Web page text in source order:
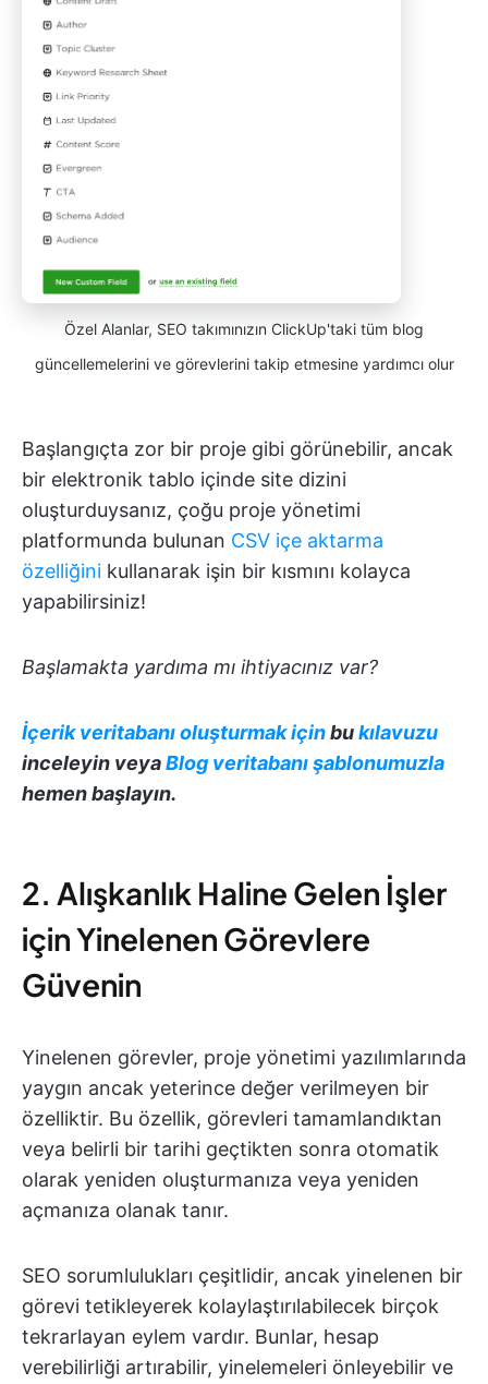
Özel Alanlar, SEO takımınızın ClickUp'taki tüm blog
güncellemelerini ve görevlerini takip etmesine yardımcı olur
Başlangıçta zor bir proje gibi görünebilir, ancak
bir elektronik tablo içinde site dizini
oluşturduysanız, çoğu proje yönetimi
platformunda bulunan CSV içe aktarma
özelliğini kullanarak işin bir kısmını kolayca
yapabilirsiniz!
Başlamakta yardıma mı ihtiyacınız var?
İçerik veritabanı oluşturmak içinbukılavuzu
inceleyin veyaBlog veritabanı şablonumuzla
hemen başlayın.
2. Alışkanlık Haline Gelen İşler
için Yinelenen Görevlere
Güvenin
Yinelenen görevler, proje yönetimi yazılımlarında
yaygın ancak yeterince değer verilmeyen bir
özelliktir. Bu özellik, görevleri tamamlandıktan
veya belirli bir tarihi geçtikten sonra otomatik
olarak yeniden oluşturmanıza veya yeniden
açmanıza olanak tanır.
SEO sorumlulukları çeşitlidir, ancak yinelenen bir
görevi tetikleyerek kolaylaştırılabilecek birçok
tekrarlayan eylem vardır. Bunlar, hesap
verebilirliği artırabilir, yinelemeleri önleyebilir ve